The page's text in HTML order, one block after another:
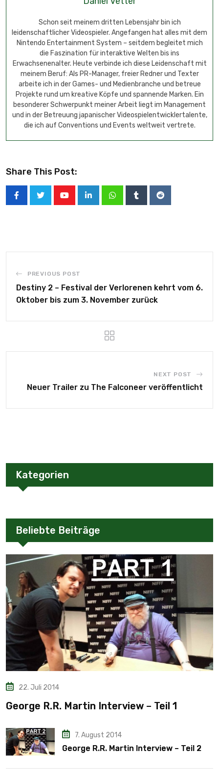
Schon seit meinem dritten Lebensjahr bin ich
leidenschaftlicher Videospieler. Angefangen hat alles mit dem
Nintendo Entertainment System – seitdem begleitet mich
die Faszination für interaktive Welten bis ins
Erwachsenenalter. Heute verbinde ich diese Leidenschaft mit
meinem Beruf: Als PR-Manager, freier Redner und Texter
arbeite ich in der Games- und Medienbranche und betreue
Projekte rund um kreative Köpfe und spannende Marken. Ein
besonderer Schwerpunkt meiner Arbeit liegt im Management
und in der Betreuung japanischer Videospielentwicklertalente,
die ich auf Conventions und Events weltweit vertrete.
Share This Post:
PREVIOUS POST
Destiny 2 – Festival der Verlorenen kehrt vom 6.
Oktober bis zum 3. November zurück
NEXT POST
Neuer Trailer zu The Falconeer veröffentlicht
Kategorien
Beliebte Beiträge
22. Juli 2014
George R.R. Martin Interview – Teil 1
7. August 2014
George R.R. Martin Interview – Teil 2